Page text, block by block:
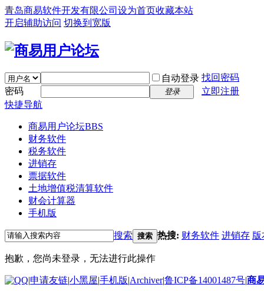
青岛商易软件开发有限公司 设为首页收藏本站
开启辅助访问 切换到宽版
自动登录 找回密码
密码
登录
立即注册
快捷导航
商易用户论坛BBS
财务软件
税务软件
进销存
票据软件
土地增值税清算软件
财会计算器
手机版
搜索 搜索 热搜: 财务软件 进销存 版
抱歉，您尚未登录，无法进行此操作
|申请友链|小黑屋|手机版|Archiver|鲁ICP备14001487号|商